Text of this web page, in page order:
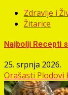
Zdravlje i
Žitarice
Najbolji Recepti
25. srpnja 2026.
Orašasti Plodovi